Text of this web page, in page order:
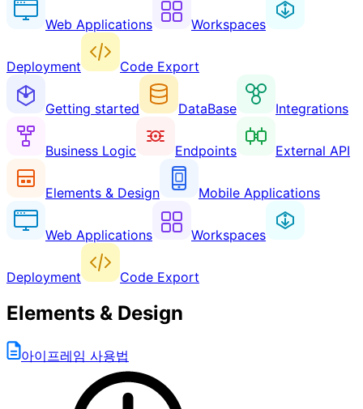
Web Applications Workspaces
Deployment Code Export
Getting started DataBase Integrations
Business Logic Endpoints External API
Elements & Design Mobile Applications
Web Applications Workspaces
Deployment Code Export
Elements & Design
아이프레임 사용법